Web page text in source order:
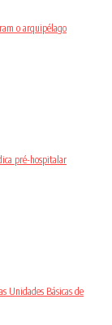
o arquipélago
pré-hospitalar
Unidades Básicas de